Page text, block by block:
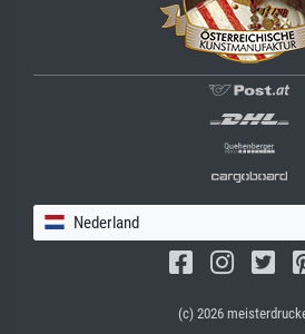
Nederland
(c) 2026